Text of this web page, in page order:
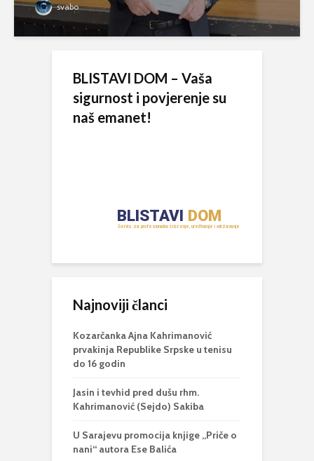
svabo
BLISTAVI DOM – Vaša
sigurnost i povjerenje su
naš emanet!
Najnoviji članci
Kozarčanka Ajna Kahrimanović
prvakinja Republike Srpske u tenisu
do 16 godin
Jasin i tevhid pred dušu rhm.
Kahrimanović (Sejdo) Sakiba
U Sarajevu promocija knjige „Priče o
nani“ autora Ese Balića